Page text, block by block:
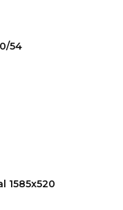
54
1585x520